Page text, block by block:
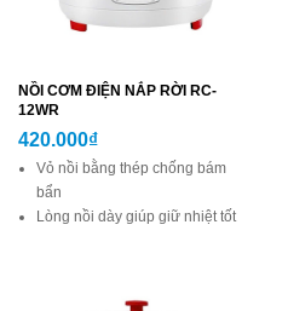
NỒI CƠM ĐIỆN NẮP RỜI RC-
12WR
420.000₫
Vỏ nồi bằng thép chống bám
bẩn
Lòng nồi dày giúp giữ nhiệt tốt